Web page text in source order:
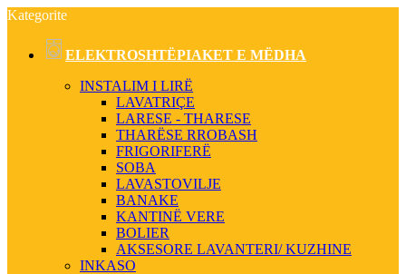
Kategorite
ELEKTROSHTËPIAKET E MËDHA
INSTALIM I LIRË
LAVATRIÇE
LARESE - THARESE
THARËSE RROBASH
FRIGORIFERË
SOBA
LAVASTOVILJE
BANAKE
KANTINË VERE
BOLIER
AKSESORE LAVANTERI/ KUZHINE
INKASO